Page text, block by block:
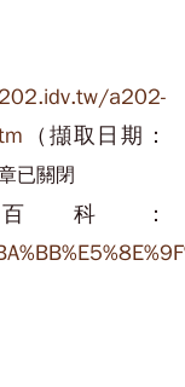
a202-
（擷取日期：
已關閉
科：